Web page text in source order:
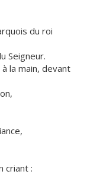
du roi
Seigneur.
la main, devant
criant :